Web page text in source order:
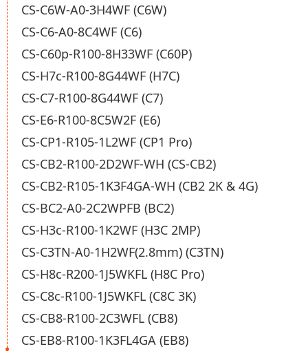
CS-C6W-A0-3H4WF (C6W)
CS-C6-A0-8C4WF (C6)
CS-C60p-R100-8H33WF (C60P)
CS-H7c-R100-8G44WF (H7C)
CS-C7-R100-8G44WF (C7)
CS-E6-R100-8C5W2F (E6)
CS-CP1-R105-1L2WF (CP1 Pro)
CS-CB2-R100-2D2WF-WH (CS-CB2)
CS-CB2-R105-1K3F4GA-WH (CB2 2K & 4G)
CS-BC2-A0-2C2WPFB (BC2)
CS-H3c-R100-1K2WF (H3C 2MP)
CS-C3TN-A0-1H2WF(2.8mm) (C3TN)
CS-H8c-R200-1J5WKFL (H8C Pro)
CS-C8c-R100-1J5WKFL (C8C 3K)
CS-CB8-R100-2C3WFL (CB8)
CS-EB8-R100-1K3FL4GA (EB8)